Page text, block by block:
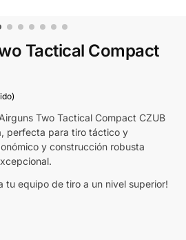
Tactical Compact
Two Tactical Compact CZUB
perfecta para tiro táctico y
y construcción robusta
tu equipo de tiro a un nivel superior!